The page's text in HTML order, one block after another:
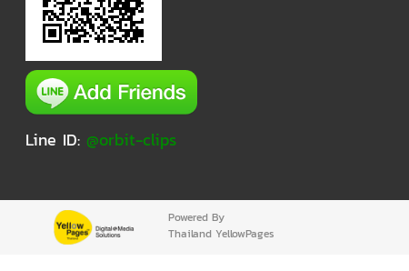
Line ID: @orbit-clips
Powered By
Thailand YellowPages